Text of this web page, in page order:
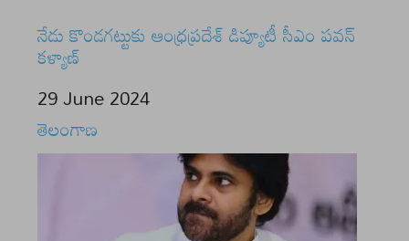
నేడు కొండగట్టుకు ఆంధ్రప్రదేశ్ డిప్యూటీ సీఎం పవన్
కళ్యాణ్
Date
29 June 2024
In relation to
తెలంగాణ